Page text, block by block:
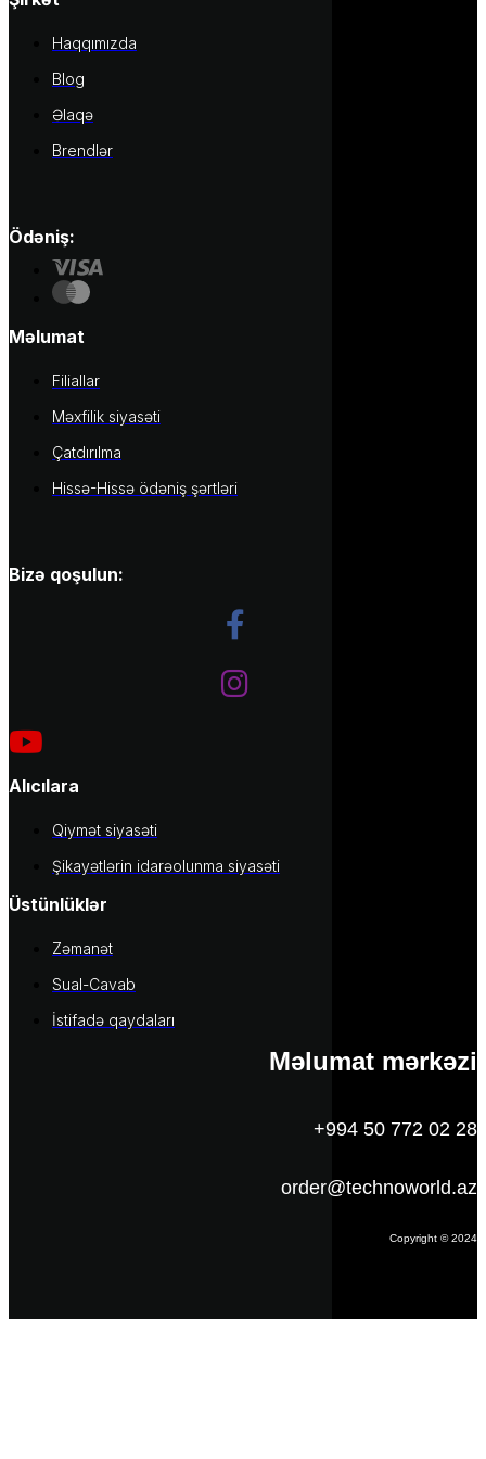
Haqqımızda
Blog
Əlaqə
Brendlər
Ödəniş:
Məlumat
Filiallar
Məxfilik siyasəti
Çatdırılma
Hissə-Hissə ödəniş şərtləri
Bizə qoşulun:
Alıcılara
Qiymət siyasəti
Şikayətlərin idarəolunma siyasəti
Üstünlüklər
Zəmanət
Sual-Cavab
İstifadə qaydaları
Məlumat mərkəzi
+994 50 772 02 28
order@technoworld.az
Copyright © 2024